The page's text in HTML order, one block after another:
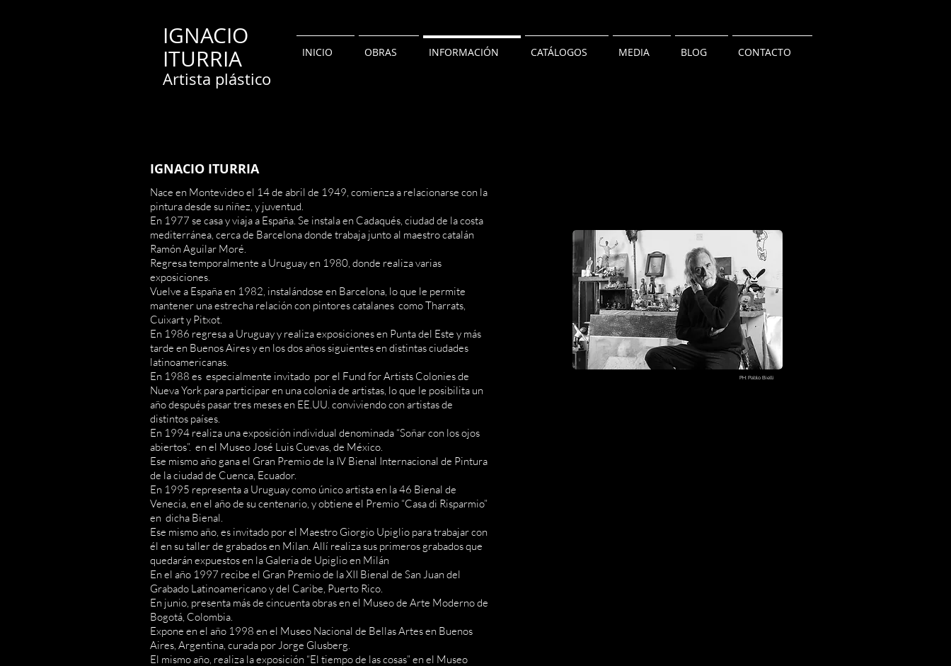
IGNACIO
ITURRIA
Artista plástico
INICIO OBRAS INFORMACIÓN CATÁLOGOS MEDIA BLOG CONTACTO
IGNACIO ITURRIA
Nace en Montevideo el 14 de abril de 1949, comienza a relacionarse con la
pintura desde su niñez, y juventud.
En 1977 se casa y viaja a España. Se instala en Cadaqués, ciudad de la costa
mediterránea, cerca de Barcelona donde trabaja junto al maestro catalán
Ramón Aguilar Moré.
Regresa temporalmente a Uruguay en 1980, donde realiza varias
exposiciones.
Vuelve a España en 1982, instalándose en Barcelona, lo que le permite
mantener una estrecha relación con pintores catalanes como Tharrats,
Cuixart y Pitxot.
En 1986 regresa a Uruguay y realiza exposiciones en Punta del Este y más
tarde en Buenos Aires y en los dos años siguientes en distintas ciudades
latinoamericanas.
En 1988 es especialmente invitado por el Fund for Artists Colonies de
Nueva York para participar en una colonia de artistas, lo que le posibilita un
año después pasar tres meses en EE.UU. conviviendo con artistas de
distintos países.
En 1994 realiza una exposición individual denominada “Soñar con los ojos
abiertos”. en el Museo José Luis Cuevas, de México.
Ese mismo año gana el Gran Premio de la IV Bienal Internacional de Pintura
de la ciudad de Cuenca, Ecuador.
En 1995 representa a Uruguay como único artista en la 46 Bienal de
Venecia, en el año de su centenario, y obtiene el Premio “Casa di Risparmio”
en dicha Bienal.
Ese mismo año, es invitado por el Maestro Giorgio Upiglio para trabajar con
él en su taller de grabados en Milan. Allí realiza sus primeros grabados que
quedarán expuestos en la Galeria de Upiglio en Milán
En el año 1997 recibe el Gran Premio de la XII Bienal de San Juan del
Grabado Latinoamericano y del Caribe, Puerto Rico.
En junio, presenta más de cincuenta obras en el Museo de Arte Moderno de
Bogotá, Colombia.
Expone en el año 1998 en el Museo Nacional de Bellas Artes en Buenos
Aires, Argentina, curada por Jorge Glusberg.
El mismo año, realiza la exposición “El tiempo de las cosas” en el Museo
PH: Pablo Bielli